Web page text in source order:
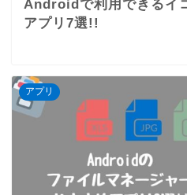
Androidで利用できるイ
アプリ7選!!
アプリ